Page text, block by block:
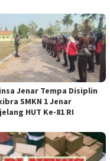
Jenar Tempa Disiplin
SMKN 1 Jenar
HUT Ke-81 RI